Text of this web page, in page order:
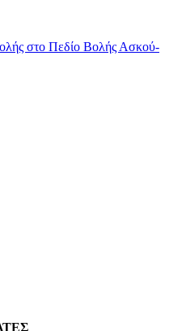
στο Πεδίο Βολής Ασκού-